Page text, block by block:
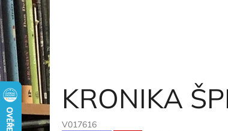
KRONIKA
V017616